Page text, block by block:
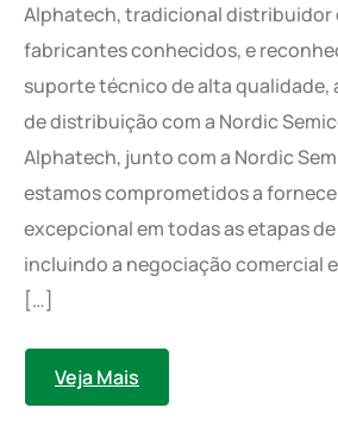
Alphatech, tradicional distribuidor
fabricantes conhecidos, e
suporte técnico de alta
de distribuição com a Nordic
Alphatech, junto com a Nordic
estamos comprometidos a
excepcional em todas as etapas
incluindo a negociação comercial
[…]
Veja Mais